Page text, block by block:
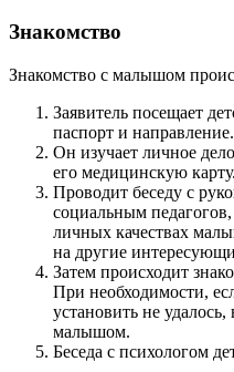
Знакомство
Знакомство с малышом
Заявитель посещает
паспорт и направление.
Он изучает личное
его медицинскую карту.
Проводит беседу с
социальным
личных качествах
на другие
Затем происходит
При необходимости,
установить не
малышом.
Беседа с психологом